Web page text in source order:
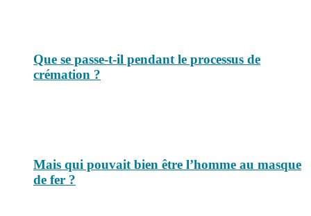
Que se passe-t-il pendant le processus de
crémation ?
Mais qui pouvait bien être l’homme au masque
de fer ?